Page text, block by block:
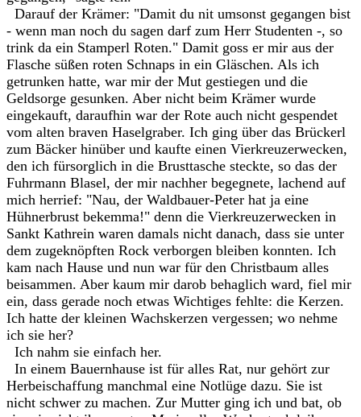
Darauf der Krämer: "Damit du nit umsonst gegangen bist
- wenn man noch du sagen darf zum Herr Studenten -, so
trink da ein Stamperl Roten." Damit goss er mir aus der
Flasche süßen roten Schnaps in ein Gläschen. Als ich
getrunken hatte, war mir der Mut gestiegen und die
Geldsorge gesunken. Aber nicht beim Krämer wurde
eingekauft, daraufhin war der Rote auch nicht gespendet
vom alten braven Haselgraber. Ich ging über das Brückerl
zum Bäcker hinüber und kaufte einen Vierkreuzerwecken,
den ich fürsorglich in die Brusttasche steckte, so das der
Fuhrmann Blasel, der mir nachher begegnete, lachend auf
mich herrief: "Nau, der Waldbauer-Peter hat ja eine
Hühnerbrust bekemma!" denn die Vierkreuzerwecken in
Sankt Kathrein waren damals nicht danach, dass sie unter
dem zugeknöpften Rock verborgen bleiben konnten. Ich
kam nach Hause und nun war für den Christbaum alles
beisammen. Aber kaum mir darob behaglich ward, fiel mir
ein, dass gerade noch etwas Wichtiges fehlte: die Kerzen.
Ich hatte der kleinen Wachskerzen vergessen; wo nehme
ich sie her?
Ich nahm sie einfach her.
In einem Bauernhause ist für alles Rat, nur gehört zur
Herbeischaffung manchmal eine Notlüge dazu. Sie ist
nicht schwer zu machen. Zur Mutter ging ich und bat, ob